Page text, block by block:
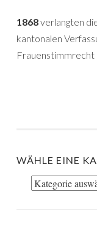
1868verlangten
kantonalen
Frauenstimmrecht
WÄHLE EINE
Wähle